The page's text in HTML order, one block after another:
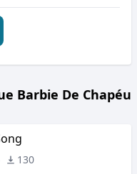
Barbie De Chapéu
130